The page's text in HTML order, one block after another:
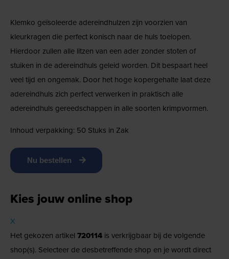
Klemko geïsoleerde adereindhulzen zijn voorzien van
kleurkragen die perfect konisch naar de huls toelopen.
Hierdoor zullen alle litzen van een ader zonder stoten of
stuiken in de adereindhuls geleid worden. Dit bespaart heel
veel tijd en ongemak. Door het hoge kopergehalte laat deze
adereindhuls zich perfect verwerken in praktisch alle
adereindhuls gereedschappen in alle soorten krimpvormen.
Inhoud verpakking: 50 Stuks in Zak
Nu bestellen
Kies jouw online shop
X
Het gekozen artikel 720114 is verkrijgbaar bij de volgende
shop(s). Selecteer de desbetreffende shop en je wordt direct